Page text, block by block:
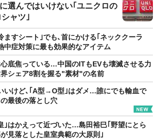
選んではいけない｢ユニクロの
ャツ｣
ますシート｣でも､首にかける｢ネッククーラ
症対策に最も効果的なアイテム
底焦っている…中国のITもEVも壊滅させる力
シェア8割を握る"素材"の名前
いけど､｢A型→O型｣はダメ…誰にでも輸血で
最後の落とし穴
｣はかえって近づいた…島田裕巳｢野望にとら
見落とした皇室典範の大原則｣